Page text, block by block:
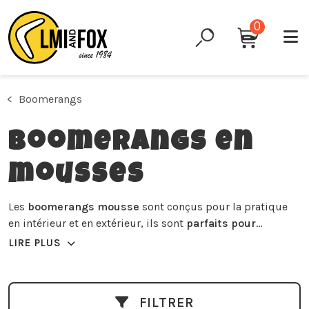
0
Boomerangs
Boomerangs en
mousses
Les boomerangs mousse sont conçus pour la pratique
en intérieur et en extérieur, ils sont parfaits pour
l'échauffement
(gymnase) mais aussi en extérieur, portée 15/18 mètres.
Le concept révolutionnaire de ces modèles permet un
LIRE PLUS
FILTRER